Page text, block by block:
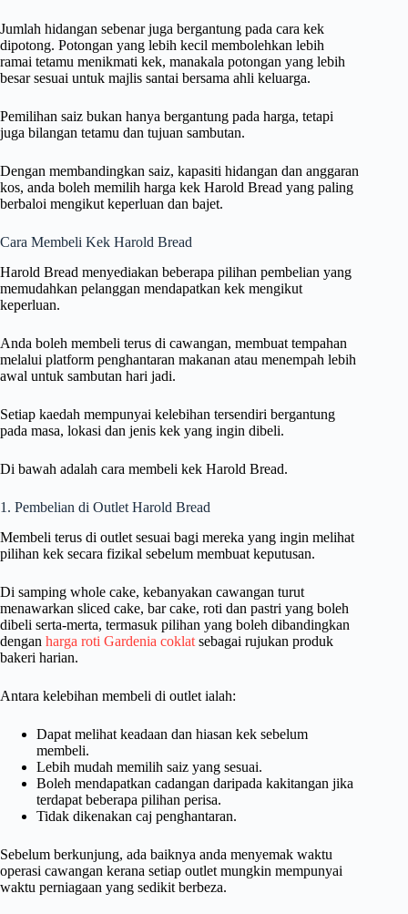
Jumlah hidangan sebenar juga bergantung pada cara kek
dipotong. Potongan yang lebih kecil membolehkan lebih
ramai tetamu menikmati kek, manakala potongan yang lebih
besar sesuai untuk majlis santai bersama ahli keluarga.
Pemilihan saiz bukan hanya bergantung pada harga, tetapi
juga bilangan tetamu dan tujuan sambutan.
Dengan membandingkan saiz, kapasiti hidangan dan anggaran
kos, anda boleh memilih harga kek Harold Bread yang paling
berbaloi mengikut keperluan dan bajet.
Cara Membeli Kek Harold Bread
Harold Bread menyediakan beberapa pilihan pembelian yang
memudahkan pelanggan mendapatkan kek mengikut
keperluan.
Anda boleh membeli terus di cawangan, membuat tempahan
melalui platform penghantaran makanan atau menempah lebih
awal untuk sambutan hari jadi.
Setiap kaedah mempunyai kelebihan tersendiri bergantung
pada masa, lokasi dan jenis kek yang ingin dibeli.
Di bawah adalah cara membeli kek Harold Bread.
1. Pembelian di Outlet Harold Bread
Membeli terus di outlet sesuai bagi mereka yang ingin melihat
pilihan kek secara fizikal sebelum membuat keputusan.
Di samping whole cake, kebanyakan cawangan turut
menawarkan sliced cake, bar cake, roti dan pastri yang boleh
dibeli serta-merta, termasuk pilihan yang boleh dibandingkan
dengan harga roti Gardenia coklat sebagai rujukan produk
bakeri harian.
Antara kelebihan membeli di outlet ialah:
Dapat melihat keadaan dan hiasan kek sebelum
membeli.
Lebih mudah memilih saiz yang sesuai.
Boleh mendapatkan cadangan daripada kakitangan jika
terdapat beberapa pilihan perisa.
Tidak dikenakan caj penghantaran.
Sebelum berkunjung, ada baiknya anda menyemak waktu
operasi cawangan kerana setiap outlet mungkin mempunyai
waktu perniagaan yang sedikit berbeza.